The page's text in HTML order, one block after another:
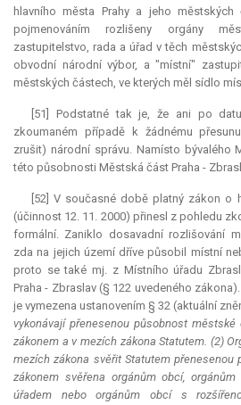
hlavního města Prahy a jeho
pojmenováním rozlišeny orgány
zastupitelstvo, rada a úřad v těch
obvodní národní výbor, a "místní"
městských částech, ve kterých měl sídlo
[51] Podstatné tak je, že ani po
zkoumaném případě k žádnému
zrušit) národní správu. Namísto bývalého
této působnosti Městská část Praha -
[52] V současné době platný zákon o
(účinnost 12. 11. 2000) přinesl z pohledu
formální. Zaniklo dosavadní rozlišování
zda na jejich území dříve působil místní
proto se také mj. z Místního úřadu
Praha - Zbraslav (§ 122 uvedeného
je vymezena ustanovením § 32 (aktuální
vykonávají přenesenou působnost
zákonem a v mezích zákona Statutem. (2)
mezích zákona svěřit Statutem přenesenou
zákonem svěřena orgánům obcí,
úřadem nebo orgánům obcí s